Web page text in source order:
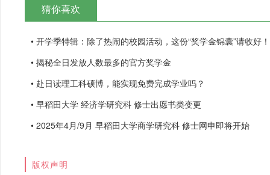
猜你喜欢
• 开学季特辑：除了热闹的校园活动，这份“奖学金锦囊”请收好！
• 揭秘全日发放人数最多的官方奖学金
• 赴日读理工科硕博，能实现免费完成学业吗？
• 早稻田大学 经济学研究科 修士出愿书类变更
• 2025年4月/9月 早稻田大学商学研究科 修士网申即将开始
版权声明